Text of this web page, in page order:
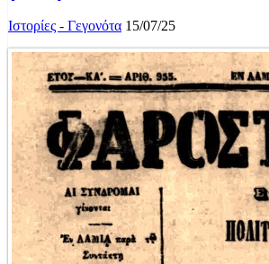
Ιστορίες - Γεγονότα 15/07/25